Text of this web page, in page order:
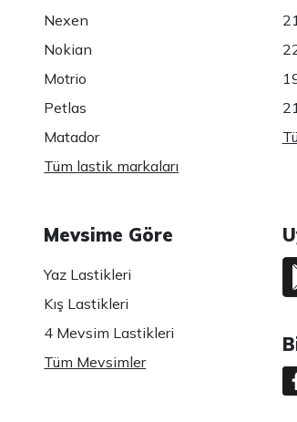
Nexen
Nokian
Motrio
Petlas
Matador
Tüm lastik markaları
Mevsime Göre
Yaz Lastikleri
Kış Lastikleri
4 Mevsim Lastikleri
Tüm Mevsimler